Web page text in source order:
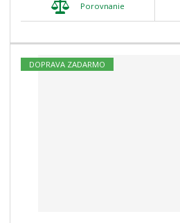
Porovnanie
DOPRAVA ZADARMO